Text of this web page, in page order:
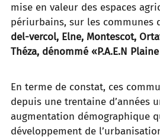
mise en valeur des espaces
périurbains, sur les communes
del-vercol, Elne, Montescot,
Théza, dénommé «P.A.E.N
En terme de constat, ces
depuis une trentaine d’années
augmentation démographique
développement de